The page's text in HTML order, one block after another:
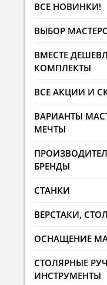
ВСЕ НОВИНКИ!
ВЫБОР
ВМЕСТЕ
КОМПЛЕКТЫ
ВСЕ АКЦИИ И
ВАРИАНТЫ
МЕЧТЫ
БРЕНДЫ
СТАНКИ
ВЕРСТАКИ,
ОСНАЩЕНИЕ
СТОЛЯРНЫЕ
ИНСТРУМЕНТЫ